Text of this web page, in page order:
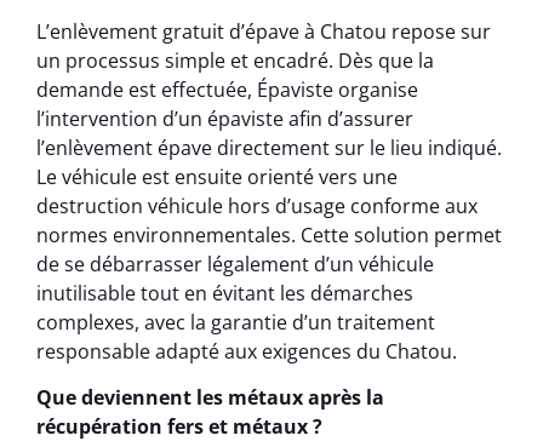
L’enlèvement gratuit d’épave à Chatou repose sur
un processus simple et encadré. Dès que la
demande est effectuée, Épaviste organise
l’intervention d’un épaviste afin d’assurer
l’enlèvement épave directement sur le lieu indiqué.
Le véhicule est ensuite orienté vers une
destruction véhicule hors d’usage conforme aux
normes environnementales. Cette solution permet
de se débarrasser légalement d’un véhicule
inutilisable tout en évitant les démarches
complexes, avec la garantie d’un traitement
responsable adapté aux exigences du Chatou.
Que deviennent les métaux après la
récupération fers et métaux ?